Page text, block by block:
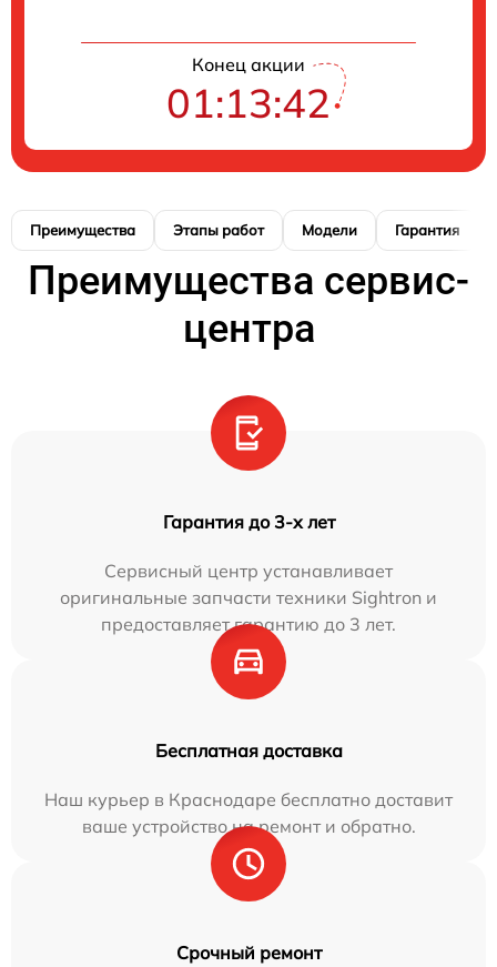
Конец акции
01:13:41
Преимущества Этапы работ Модели Гарантия
Преимущества сервис-
центра
Гарантия до 3-х лет
Сервисный центр устанавливает
оригинальные запчасти техники Sightron и
предоставляет гарантию до 3 лет.
Бесплатная доставка
Наш курьер в Краснодаре бесплатно доставит
ваше устройство на ремонт и обратно.
Срочный ремонт